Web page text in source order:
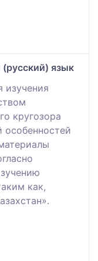
язык
изучения
кругозора
особенностей
как,